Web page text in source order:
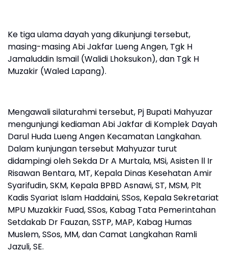
Ke tiga ulama dayah yang dikunjungi tersebut,
masing-masing Abi Jakfar Lueng Angen, Tgk H
Jamaluddin Ismail (Walidi Lhoksukon), dan Tgk H
Muzakir (Waled Lapang).
Mengawali silaturahmi tersebut, Pj Bupati Mahyuzar
mengunjungi kediaman Abi Jakfar di Komplek Dayah
Darul Huda Lueng Angen Kecamatan Langkahan.
Dalam kunjungan tersebut Mahyuzar turut
didampingi oleh Sekda Dr A Murtala, MSi, Asisten ll Ir
Risawan Bentara, MT, Kepala Dinas Kesehatan Amir
Syarifudin, SKM, Kepala BPBD Asnawi, ST, MSM, Plt
Kadis Syariat Islam Haddaini, SSos, Kepala Sekretariat
MPU Muzakkir Fuad, SSos, Kabag Tata Pemerintahan
Setdakab Dr Fauzan, SSTP, MAP, Kabag Humas
Muslem, SSos, MM, dan Camat Langkahan Ramli
Jazuli, SE.